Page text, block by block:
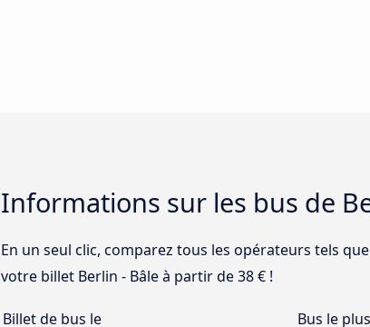
Informations sur les bus de
En un seul clic, comparez tous les opérateurs tels
votre billet Berlin - Bâle à partir de 38 € !
Billet de bus le
Bus le plus